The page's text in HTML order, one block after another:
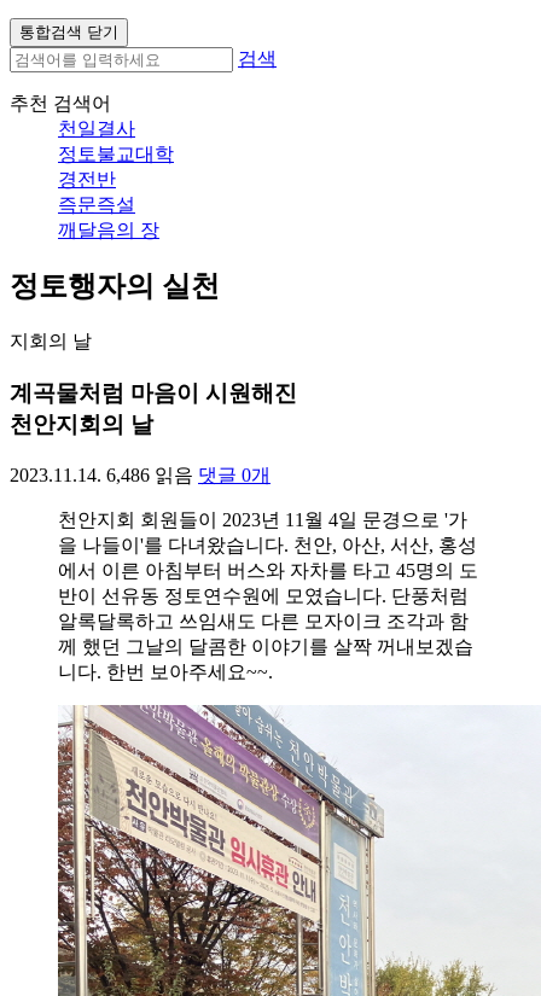
통합검색 닫기
검색
추천 검색어
천일결사
정토불교대학
경전반
즉문즉설
깨달음의 장
정토행자의 실천
지회의 날
계곡물처럼 마음이 시원해진
천안지회의 날
2023.11.14. 6,486 읽음 댓글 0개
천안지회 회원들이 2023년 11월 4일 문경으로 '가
을 나들이'를 다녀왔습니다. 천안, 아산, 서산, 홍성
에서 이른 아침부터 버스와 자차를 타고 45명의 도
반이 선유동 정토연수원에 모였습니다. 단풍처럼
알록달록하고 쓰임새도 다른 모자이크 조각과 함
께 했던 그날의 달콤한 이야기를 살짝 꺼내보겠습
니다. 한번 보아주세요~~.